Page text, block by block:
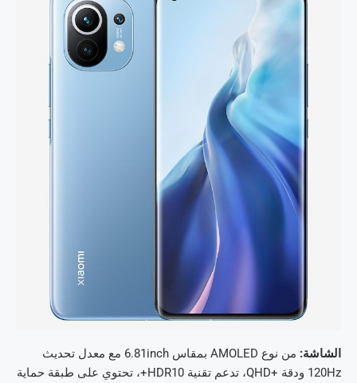
الشاشة:
من نوع AMOLED بمقاس 6.81inch مع معدل تحديث
120Hz ودقة +QHD، تدعم تقنية HDR10+، تحتوي على طبقة حماية